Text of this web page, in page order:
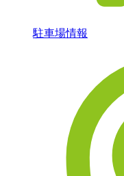
駐車場情報